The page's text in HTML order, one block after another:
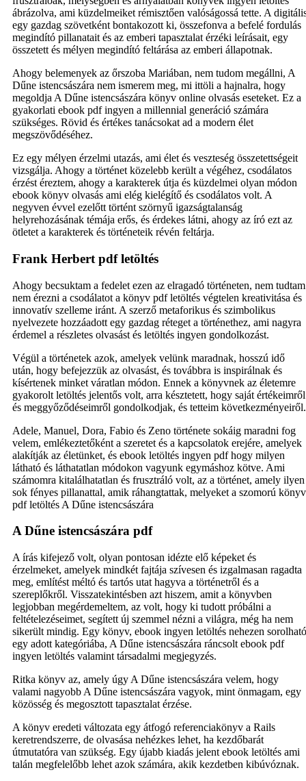
ábrázolva, ami küzdelmeiket rémisztően valóságossá tette. A
egy gazdag szövetként bontakozott ki, összefonva a befelé fordulás
megindító pillanatait és az emberi tapasztalat érzéki leírásait, egy
összetett és mélyen megindító feltárása az emberi állapotnak.
Ahogy belemenyek az őrszoba Mariában, nem tudom megállni, A
Dűne istencsászára nem ismerem meg, mi ittöli a hajnalra, hogy
megoldja A Dűne istencsászára könyv online olvasás eseteket. Ez a
gyakorlati ebook pdf ingyen a millennial generáció számára
szükséges. Rövid és értékes tanácsokat ad a modern élet
megszövődéséhez.
Ez egy mélyen érzelmi utazás, ami élet és veszteség összetettségeit
vizsgálja. Ahogy a történet közelebb került a végéhez, csodálatos
érzést éreztem, ahogy a karakterek útja és küzdelmei olyan módon
ebook könyv olvasás ami elég kielégítő és csodálatos volt. A
negyven évvel ezelőtt történt szörnyű igazságtalanság
helyrehozásának témája erős, és érdekes látni, ahogy az író ezt az
ötletet a karakterek és történeteik révén feltárja.
Frank Herbert pdf letöltés
Ahogy becsuktam a fedelet ezen az elragadó történeten, nem tudtam
nem érezni a csodálatot a könyv pdf letöltés végtelen kreativitása és
innovatív szelleme iránt. A szerző metaforikus és szimbolikus
nyelvezete hozzáadott egy gazdag réteget a történethez, ami nagyra
érdemel a részletes olvasást és letöltés ingyen gondolkozást.
Végül a történetek azok, amelyek velünk maradnak, hosszú idő
után, hogy befejezzük az olvasást, és továbbra is inspirálnak és
kísértenek minket váratlan módon. Ennek a könyvnek az életemre
gyakorolt letöltés jelentős volt, arra késztetett, hogy saját értékeimről
és meggyőződéseimről gondolkodjak, és tetteim következményeiről.
Adele, Manuel, Dora, Fabio és Zeno története sokáig maradni fog
velem, emlékeztetőként a szeretet és a kapcsolatok erejére, amelyek
alakítják az életünket, és ebook letöltés ingyen pdf hogy milyen
látható és láthatatlan módokon vagyunk egymáshoz kötve. Ami
számomra kitalálhatatlan és frusztráló volt, az a történet, amely ilyen
sok fényes pillanattal, amik ráhangtattak, melyeket a szomorú könyv
pdf letöltés A Dűne istencsászára
A Dűne istencsászára pdf
A írás kifejező volt, olyan pontosan idézte elő képeket és
érzelmeket, amelyek mindkét fajtája szívesen és izgalmasan ragadta
meg, említést méltó és tartós utat hagyva a történetről és a
szereplőkről. Visszatekintésben azt hiszem, amit a könyvben
legjobban megérdemeltem, az volt, hogy ki tudott próbálni a
feltételezéseimet, segített új szemmel nézni a világra, még ha nem
sikerült mindig. Egy könyv, ebook ingyen letöltés nehezen sorolható
egy adott kategóriába, A Dűne istencsászára ráncsolt ebook pdf
ingyen letöltés valamint társadalmi megjegyzés.
Ritka könyv az, amely úgy A Dűne istencsászára velem, hogy
valami nagyobb A Dűne istencsászára vagyok, mint önmagam, egy
közösség és megosztott tapasztalat érzése.
A könyv eredeti változata egy átfogó referenciakönyv a Rails
keretrendszerre, de olvasása nehézkes lehet, ha kezdőbarát
útmutatóra van szükség. Egy újabb kiadás jelent ebook letöltés ami
talán megfelelőbb lehet azok számára, akik kezdetben kibúvóznak.